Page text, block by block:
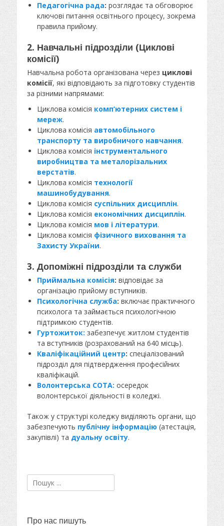
Педагогічна рада: розглядає та обговорює
ключові питання освітнього процесу, зокрема
правила прийому.
2. Навчальні підрозділи (Циклові
комісії)
Навчальна робота організована через циклові
комісії, які відповідають за підготовку студентів
за різними напрямами:
Циклова комісія комп’ютерних систем і
мереж.
Циклова комісія автомобільного
транспорту та виробничого навчання.
Циклова комісія інструментального
виробництва та металорізальних
верстатів.
Циклова комісія технології
машинобудування.
Циклова комісія суспільних дисциплін.
Циклова комісія економічних дисциплін.
Циклова комісія мов і літератури.
Циклова комісія фізичного виховання та
Захисту України.
3. Допоміжні підрозділи та служби
Приймальна комісія: відповідає за
організацію прийому вступників.
Психологічна служба: включає практичного
психолога та займається психологічною
підтримкою студентів.
Гуртожиток: забезпечує житлом студентів
та вступників (розрахований на 640 місць).
Кваліфікаційний центр: спеціалізований
підрозділ для підтвердження професійних
кваліфікацій.
Волонтерська СОТА: осередок
волонтерської діяльності в коледжі.
Також у структурі коледжу виділяють органи, що
забезпечують публічну інформацію (атестація,
закупівлі) та дуальну освіту.
Пошук:
Про нас пишуть